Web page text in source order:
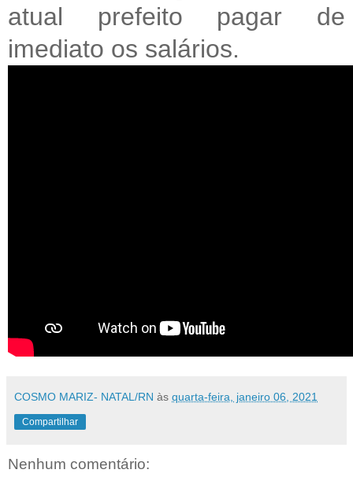
atual prefeito pagar de
imediato os salários.
COSMO MARIZ- NATAL/RN às quarta-feira, janeiro 06, 2021
Compartilhar
Nenhum comentário: